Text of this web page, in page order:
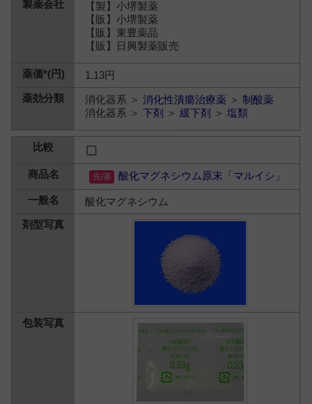
【製】小堺製薬
【販】小堺製薬
【販】東豊薬品
【販】日興製薬販売
1.13円
消化器系 ＞消化性潰瘍治療薬 ＞制酸薬
消化器系 ＞下剤 ＞緩下剤 ＞塩類
酸化マグネシウム原末「マルイシ」
酸化マグネシウム